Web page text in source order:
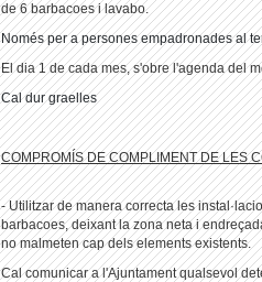
de 6 barbacoes i lavabo.
Només per a persones empadronades al
El dia 1 de cada mes, s'obre l'agenda del
Cal dur graelles
COMPROMÍS DE COMPLIMENT DE LES
- Utilitzar de manera correcta les
barbacoes, deixant la zona neta i
no malmeten cap dels elements existents.
Cal comunicar a l'Ajuntament qualsevol